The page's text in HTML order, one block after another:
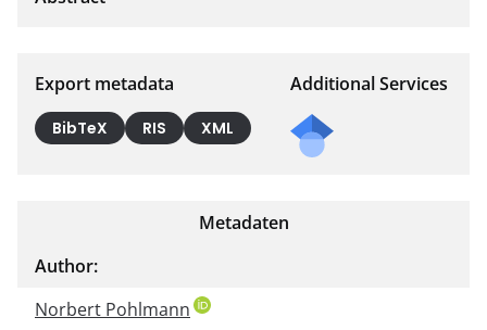
Export metadata
BibTeX RIS XML
Additional Services
Metadaten
Author:
Norbert Pohlmann